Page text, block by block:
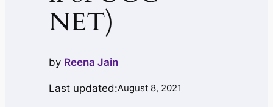
NET)
by Reena Jain
Last updated:August 8, 2021